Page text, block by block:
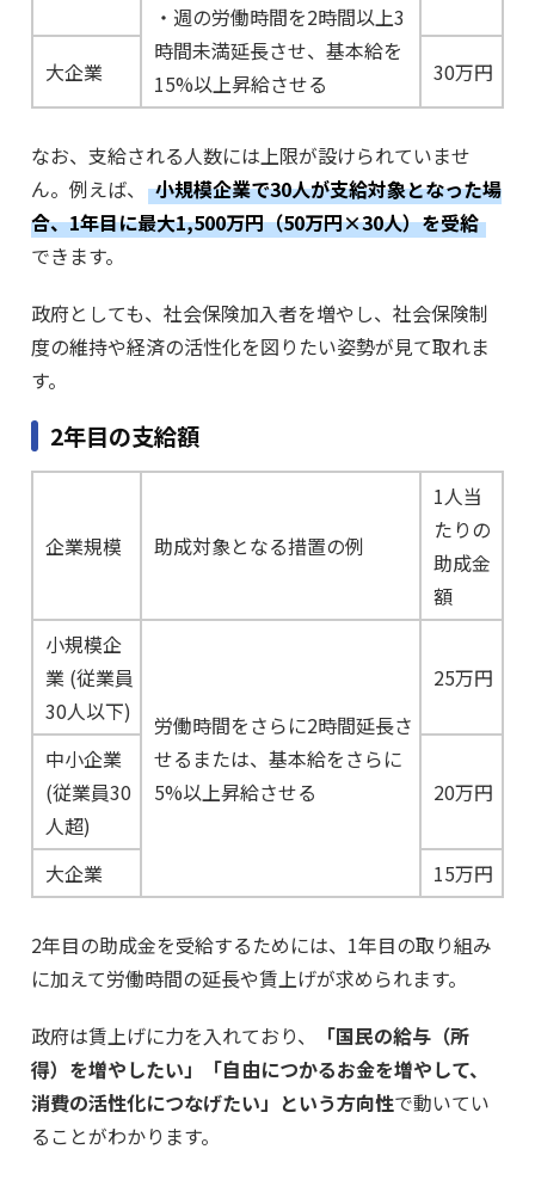
・週の労働時間を2時間以上3
時間未満延長させ、基本給を
15%以上昇給させる
大企業 30万円
なお、支給される人数には上限が設けられていませ
ん。例えば、
小規模企業で30人が支給対象となった場
合、1年目に最大1,500万円（50万円×30人）を受給
できます。
政府としても、社会保険加入者を増やし、社会保険制
度の維持や経済の活性化を図りたい姿勢が見て取れま
す。
2年目の支給額
企業規模 助成対象となる措置の例
1人当
たりの
助成金
額
小規模企
業 (従業員
30人以下)
労働時間をさらに2時間延長さ
せるまたは、基本給をさらに
5%以上昇給させる
25万円
中小企業
(従業員30
人超)
20万円
大企業 15万円
2年目の助成金を受給するためには、1年目の取り組み
に加えて労働時間の延長や賃上げが求められます。
政府は賃上げに力を入れており、
「国民の給与（所
得）を増やしたい」「自由につかるお金を増やして、
消費の活性化につなげたい」という方向性で動いてい
ることがわかります。